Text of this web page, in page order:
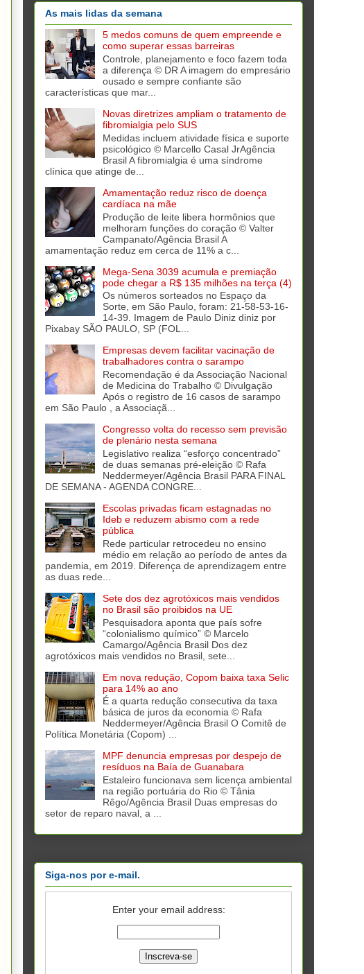
As mais lidas da semana
5 medos comuns de quem empreende e
como superar essas barreiras
Controle, planejamento e foco fazem toda
a diferença © DR A imagem do empresário
ousado e sempre confiante são
características que mar...
Novas diretrizes ampliam o tratamento de
fibromialgia pelo SUS
Medidas incluem atividade física e suporte
psicológico © Marcello Casal JrAgência
Brasil A fibromialgia é uma síndrome
clínica que atinge de...
Amamentação reduz risco de doença
cardíaca na mãe
Produção de leite libera hormônios que
melhoram funções do coração © Valter
Campanato/Agência Brasil A
amamentação reduz em cerca de 11% a c...
Mega-Sena 3039 acumula e premiação
pode chegar a R$ 135 milhões na terça (4)
Os números sorteados no Espaço da
Sorte, em São Paulo, foram: 21-58-53-16-
14-39. Imagem de Paulo Diniz diniz por
Pixabay SÃO PAULO, SP (FOL...
Empresas devem facilitar vacinação de
trabalhadores contra o sarampo
Recomendação é da Associação Nacional
de Medicina do Trabalho © Divulgação
Após o registro de 16 casos de sarampo
em São Paulo , a Associaçã...
Congresso volta do recesso sem previsão
de plenário nesta semana
Legislativo realiza “esforço concentrado”
de duas semanas pré-eleição © Rafa
Neddermeyer/Agência Brasil PARA FINAL
DE SEMANA - AGENDA CONGRE...
Escolas privadas ficam estagnadas no
Ideb e reduzem abismo com a rede
pública
Rede particular retrocedeu no ensino
médio em relação ao período de antes da
pandemia, em 2019. Diferença de aprendizagem entre
as duas rede...
Sete dos dez agrotóxicos mais vendidos
no Brasil são proibidos na UE
Pesquisadora aponta que país sofre
“colonialismo químico” © Marcelo
Camargo/Agência Brasil Dos dez
agrotóxicos mais vendidos no Brasil, sete...
Em nova redução, Copom baixa taxa Selic
para 14% ao ano
É a quarta redução consecutiva da taxa
básica de juros da economia © Rafa
Neddermeyer/Agência Brasil O Comitê de
Política Monetária (Copom) ...
MPF denuncia empresas por despejo de
resíduos na Baía de Guanabara
Estaleiro funcionava sem licença ambiental
na região portuária do Rio © Tânia
Rêgo/Agência Brasil Duas empresas do
setor de reparo naval, a ...
Siga-nos por e-mail.
Enter your email address: